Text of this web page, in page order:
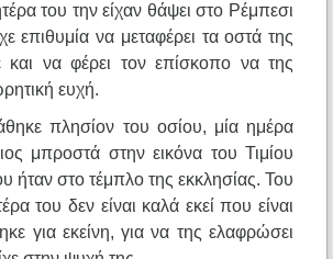
του την είχαν θάψει στο Ρέμπεσι
επιθυμία να μεταφέρει τα οστά της
και να φέρει τον επίσκοπο να της
ευχή.
πλησίον του οσίου, μία ημέρα
μπροστά στην εικόνα του Τιμίου
ήταν στο τέμπλο της εκκλησίας. Του
του δεν είναι καλά εκεί που είναι
για εκείνη, για να της ελαφρώσει